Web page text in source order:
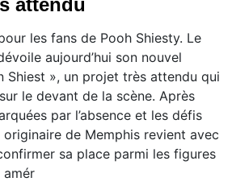
les fans de Pooh Shiesty. Le
aujourd’hui son nouvel
Shiest », un projet très attendu qui
le devant de la scène. Après
par l’absence et les défis
originaire de Memphis revient avec
sa place parmi les figures